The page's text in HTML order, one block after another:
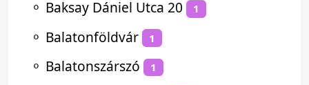
⚬ Baksay Dániel Utca 20 1
⚬ Balatonföldvár 1
⚬ Balatonszárszó 1